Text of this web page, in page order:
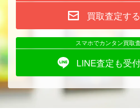
買取査定する
スマホでカンタン買取
LINE査定も受